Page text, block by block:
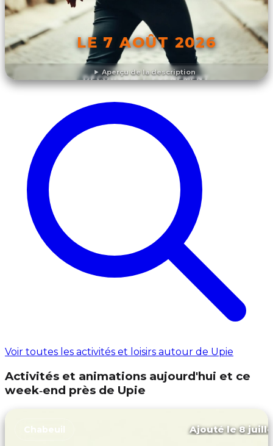
Aperçu de la description
LE 7 AOÛT 2026
DÉCOUVRIR L'ÉVÉNEMENT
Voir toutes les activités et loisirs autour de Upie
Activités et animations aujourd'hui et ce
week‑end près de Upie
Chabeuil Ajouté le 8